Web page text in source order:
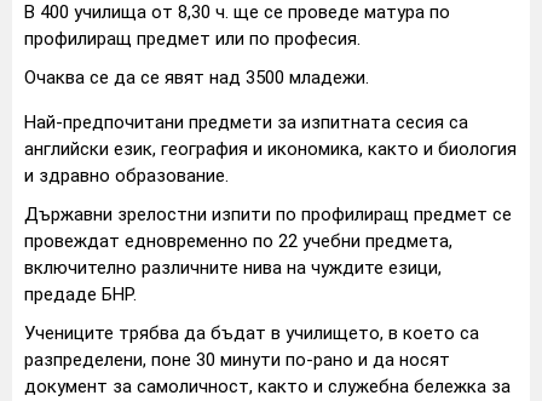
В 400 училища от 8,30 ч. ще се проведе матура по
профилиращ предмет или по професия.
Очаква се да се явят над 3500 младежи.
Най-предпочитани предмети за изпитната сесия са
английски език, география и икономика, както и биология
и здравно образование.
Държавни зрелостни изпити по профилиращ предмет се
провеждат едновременно по 22 учебни предмета,
включително различните нива на чуждите езици,
предаде БНР.
Учениците трябва да бъдат в училището, в което са
разпределени, поне 30 минути по-рано и да носят
документ за самоличност, както и служебна бележка за